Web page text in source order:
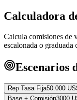
Calculadora
Calcula comisiones de
escalonada o graduada
Escenarios
Rep Tasa Fija50.000
Base + Comisión3000